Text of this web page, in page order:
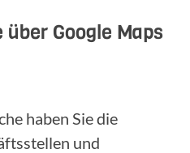
Google Maps
haben Sie die
und